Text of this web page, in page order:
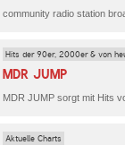
community radio station
Hits der 90er, 2000er & von
MDR JUMP
Aktuelle Charts